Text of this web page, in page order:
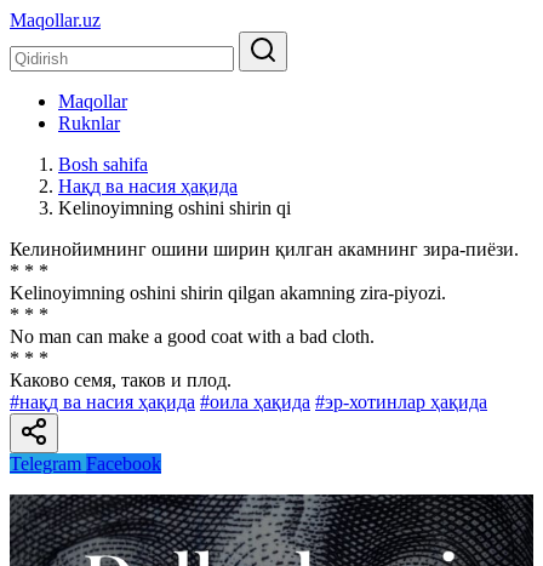
Maqollar.uz
Maqollar
Ruknlar
Bosh sahifa
Нақд ва насия ҳақида
Kelinoyimning oshini shirin qi
Келинойимнинг ошини ширин қилган акамнинг зира-пиёзи.
* * *
Kelinoyimning oshini shirin qilgan akamning zira-piyozi.
* * *
No man can make a good coat with a bad cloth.
* * *
Каково семя, таков и плод.
#нақд ва насия ҳақида #оила ҳақида #эр-хотинлар ҳақида
Telegram Facebook